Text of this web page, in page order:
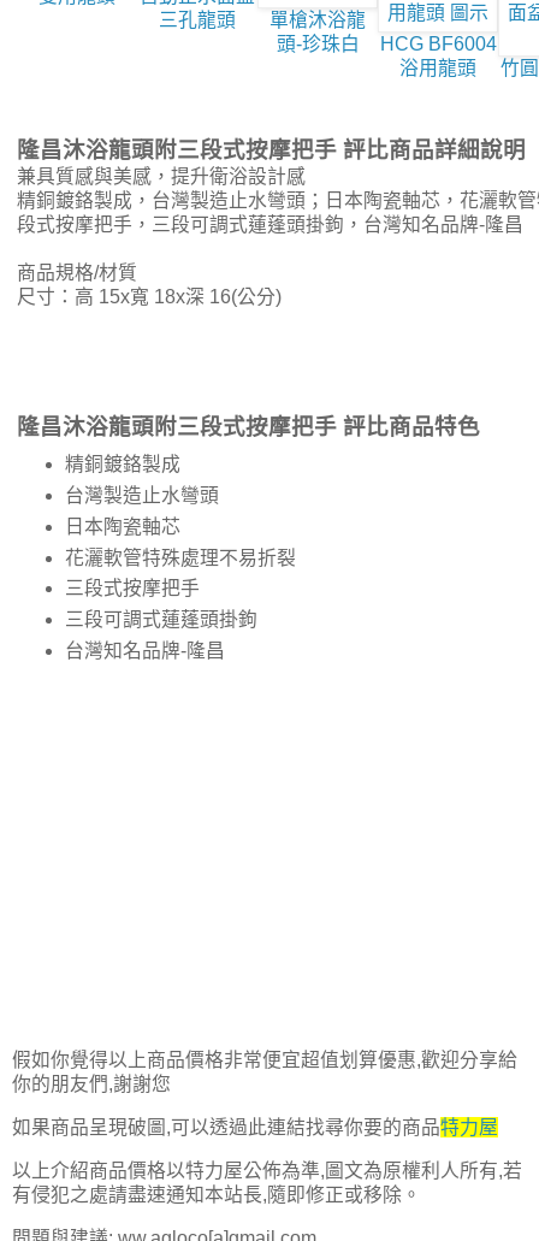
三孔龍頭
單槍沐浴龍
頭-珍珠白
HCG BF6004
浴用龍頭
竹
隆昌沐浴龍頭附三段式按摩把手 評比商品詳細說明
兼具質感與美感，提升衛浴設計感
精銅鍍鉻製成，台灣製造止水彎頭；日本陶瓷軸芯，花灑軟
段式按摩把手，三段可調式蓮蓬頭掛鉤，台灣知名品牌-隆昌
商品規格/材質
尺寸：高 15x寬 18x深 16(公分)
隆昌沐浴龍頭附三段式按摩把手 評比商品特色
精銅鍍鉻製成
台灣製造止水彎頭
日本陶瓷軸芯
花灑軟管特殊處理不易折裂
三段式按摩把手
三段可調式蓮蓬頭掛鉤
台灣知名品牌-隆昌
假如你覺得以上商品價格非常便宜超值划算優惠,歡迎分享給
你的朋友們,謝謝您
如果商品呈現破圖,可以透過此連結找尋你要的商品特力屋
以上介紹商品價格以特力屋公佈為準,圖文為原權利人所有,若
有侵犯之處請盡速通知本站長,隨即修正或移除。